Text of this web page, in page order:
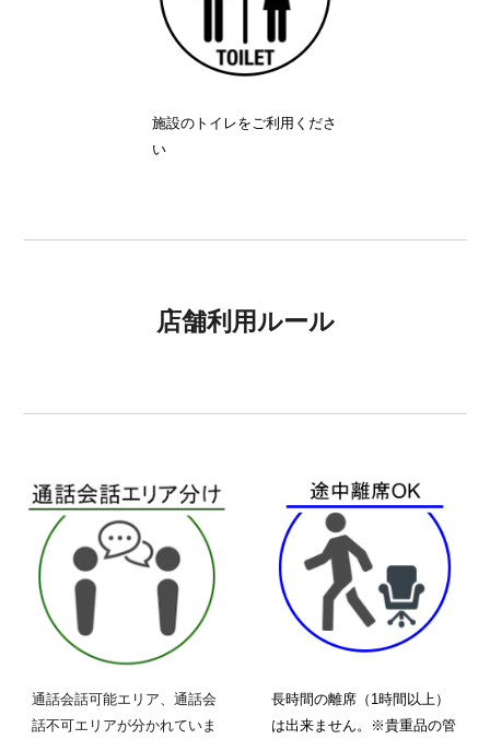
施設のトイレをご利用くださ
い
店舗利用ルール
通話会話可能エリア、通話会
話不可エリアが分かれていま
長時間の離席（1時間以上）
は出来ません。※貴重品の管